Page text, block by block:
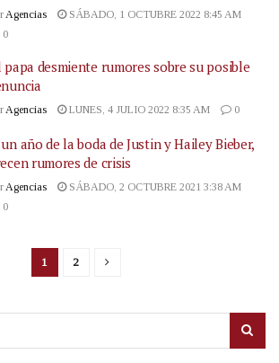
Agencias
SÁBADO, 1 OCTUBRE 2022 8:45 AM
0
papa desmiente rumores sobre su posible
Agencias LUNES, 4 JULIO 2022 8:35 AM 0
año de la boda de Justin y Hailey Bieber,
rumores de crisis
Agencias
SÁBADO, 2 OCTUBRE 2021 3:38 AM
0
1 2